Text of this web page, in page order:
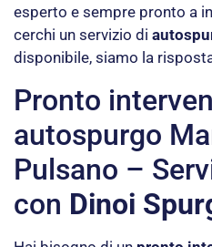
esperto e sempre pronto a
cerchi un servizio di
disponibile, siamo la
Pronto
autospurgo
Pulsano –
con Dinoi